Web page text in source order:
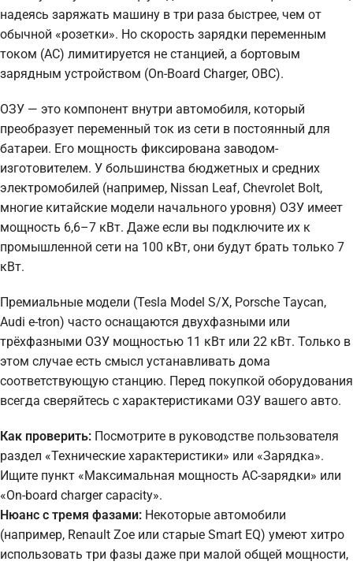
надеясь заряжать машину в три раза быстрее, чем от
обычной «розетки». Но скорость зарядки переменным
током (AC) лимитируется не станцией, а бортовым
зарядным устройством (On-Board Charger, OBC).
ОЗУ — это компонент внутри автомобиля, который
преобразует переменный ток из сети в постоянный для
батареи. Его мощность фиксирована заводом-
изготовителем. У большинства бюджетных и средних
электромобилей (например, Nissan Leaf, Chevrolet Bolt,
многие китайские модели начального уровня) ОЗУ имеет
мощность 6,6–7 кВт. Даже если вы подключите их к
промышленной сети на 100 кВт, они будут брать только 7
кВт.
Премиальные модели (Tesla Model S/X, Porsche Taycan,
Audi e-tron) часто оснащаются двухфазными или
трёхфазными ОЗУ мощностью 11 кВт или 22 кВт. Только в
этом случае есть смысл устанавливать дома
соответствующую станцию. Перед покупкой оборудования
всегда сверяйтесь с характеристиками ОЗУ вашего авто.
Как проверить: Посмотрите в руководстве пользователя
раздел «Технические характеристики» или «Зарядка».
Ищите пункт «Максимальная мощность AC-зарядки» или
«On-board charger capacity».
Нюанс с тремя фазами: Некоторые автомобили
(например, Renault Zoe или старые Smart EQ) умеют хитро
использовать три фазы даже при малой общей мощности,